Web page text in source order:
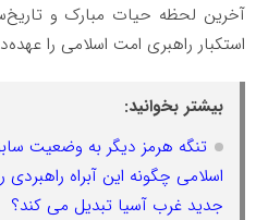
آخرین لحظه حیات مبارک و
استکبار راهبری امت اسلامی را
بیشتر بخوانید:
تنگه هرمز دیگر به وضعیت
اسلامی چگونه این آبراه
جدید غرب آسیا تبدیل می کند؟